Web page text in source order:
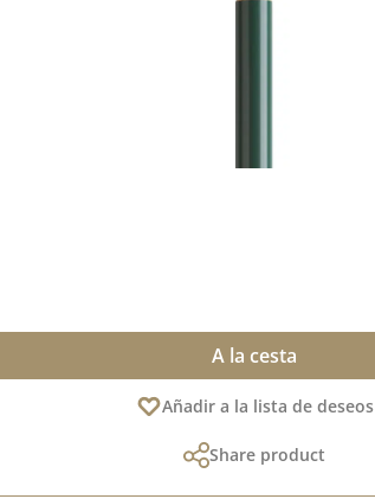
A la cesta
Añadir a la lista de deseos
Share product